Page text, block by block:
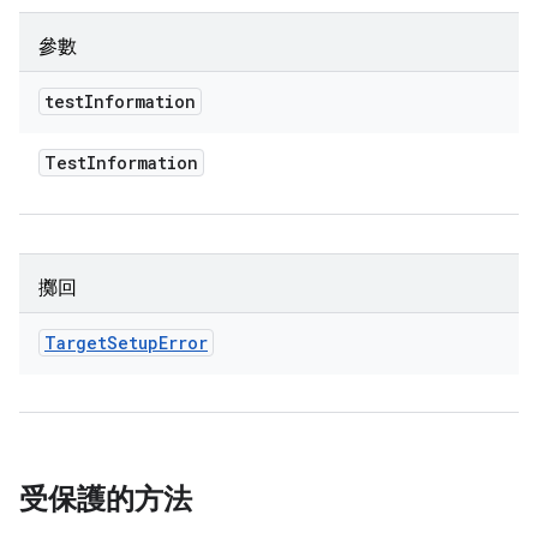
參數
testInformation
TestInformation
擲回
TargetSetupError
受保護的方法